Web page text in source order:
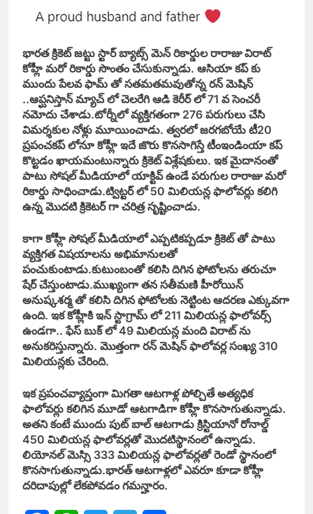
భారత క్రికెట్ జట్టు స్టార్ బ్యాట్స్ మెన్ రికార్డుల రారాజు విరాట్
కోహ్లీ మరో రికార్డు సొంతం చేసుకున్నాడు. ఆసియా కప్ కు
ముందు పేలవ ఫామ్ తో సతమతమవుతోన్న రన్ మెషిన్
..ఆప్ఘనిస్తాన్ మ్యాచ్ లో చెలరేగి ఆడి కెరీర్ లో 71 వ సెంచరీ
నమోదు చేశాడు.టోర్నీలో వ్యక్తిగతంగా 276 పరుగులు చేసి
విమర్శకుల నోళ్లు మూయించాడు. త్వరలో జరగబోయే టీ20
ప్రపంచకప్ లోనూ కోహ్లీ ఇదే జొరు కొనసాగిస్తే టీంఇండింయా కప్
కొట్టడం ఖాయమంటున్నారు క్రికెట్ విశ్లేషకులు. ఇక మైదానంతో
పాటు సోషల్ మీడియాలో యాక్టివ్ ఉండే పరుగుల రారాజు మరో
రికార్డు సాధించాడు.ట్విట్టర్ లో 50 మిలియన్ల ఫాలోవర్లు కలిగి
ఉన్న మొదటి క్రికెటర్ గా చరిత్ర సృష్టించాడు.
కాగా కోహ్లీ సోషల్ మీడియాలో ఎప్పటికప్పడూ క్రికెట్ తో పాటు
వ్యక్తిగత విషయాలను అభిమానులతో
పంచుకుంటాడు.కుటుంబంతో కలిసి దిగిన ఫోటోలను తరుచూ
షేర్ చేస్తుంటాడు.ముఖ్యంగా తన సతీమణి హీరోయిన్
అనుష్కశర్మ తో కలిసి దిగిన ఫోటోలకు నెట్టింట ఆదరణ ఎక్కువగా
ఉంది. ఇక కోహ్లీకి ఇన్ స్టాగ్రామ్ లో 211 మిలియన్ల ఫాలోవర్స్
ఉండగా.. ఫేస్ బుక్ లో 49 మిలియన్ల మంది విరాట్ ను
అనుకరిస్తున్నారు. మొత్తంగా రన్ మెషిన్ ఫాలోవర్ల సంఖ్య 310
మిలియన్లకు చేరింది.
ఇక ప్రపంచవ్యాప్తంగా మిగతా ఆటగాళ్ల పోల్చితే అత్యధిక
ఫాలోవర్లు కలిగిన మూడో ఆటగాడిగా కోహ్లీ కొనసాగుతున్నాడు.
అతని కంటే ముందు పుట్ బాల్ ఆటగాడు క్రిస్టియానో రోనాల్డ్
450 మిలియన్ల ఫాలోవర్లతో మొదటిస్థానంలో ఉన్నాడు.
లియోనల్ మెస్సి 333 మిలియన్ల ఫాలోవర్లతో రెండో స్థానంలో
కొనసాగుతున్నాడు.భారత్ ఆటగాళ్లలో ఎవరూ కూడా కోహ్లీ
దరిదాపుల్లో లేకపోవడం గమన్హారం.